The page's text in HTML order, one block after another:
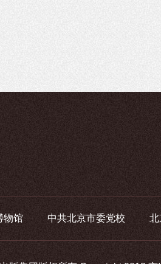
物馆 中共北京市委党校 北